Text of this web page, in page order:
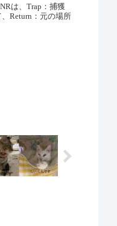
は、Trap：捕獲
Return：元の場所